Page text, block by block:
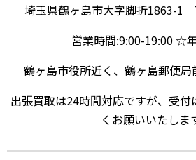
埼玉県鶴ヶ島市大字脚折1863-1
営業時間:9:00-19:00 ☆
鶴ヶ島市役所近く、鶴ヶ島郵便
出張買取は24時間対応ですが、受付
くお願いいたしま